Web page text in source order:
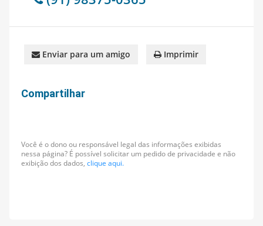
Enviar para um amigo Imprimir
Compartilhar
Você é o dono ou responsável legal das informações exibidas
nessa página? É possível solicitar um pedido de privacidade e não
exibição dos dados, clique aqui.